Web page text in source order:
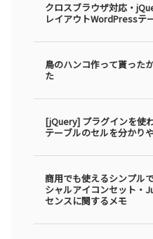
クロスブラウザ対応・
レイアウトWordPressテ
鳥のハンコ作って貰った
た
[jQuery] プラグインを使
テーブルのセルを分かり
商用でも使えるシンプル
シャルアイコンセット・
センスに関するメモ